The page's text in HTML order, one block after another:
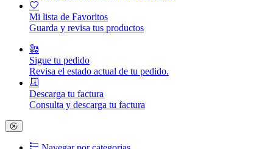
Mi lista de Favoritos
Guarda y revisa tus productos
Sigue tu pedido
Revisa el estado actual de tu pedido.
Descarga tu factura
Consulta y descarga tu factura